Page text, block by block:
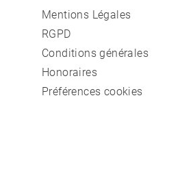
Mentions Légales
RGPD
Conditions générales
Honoraires
Préférences cookies